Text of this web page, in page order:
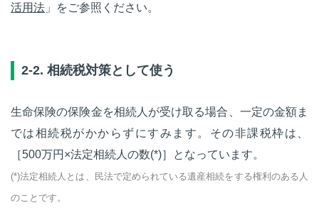
活用法 」をご参照ください。
2-2. 相続税対策として使う
生命保険の保険金を相続人が受け取る場合、一定の金額ま
では相続税がかからずにすみます。その非課税枠は、
［500万円×法定相続人の数(*)］となっています。
(*)法定相続人とは、民法で定められている遺産相続をする権利のある人
のことです。